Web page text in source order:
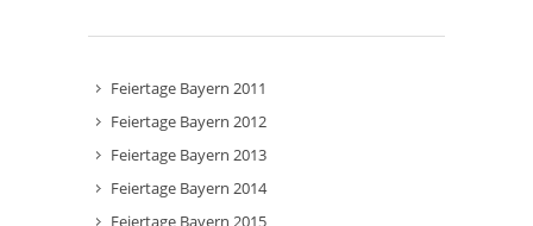
Feiertage Bayern 2011
Feiertage Bayern 2012
Feiertage Bayern 2013
Feiertage Bayern 2014
Feiertage Bayern 2015